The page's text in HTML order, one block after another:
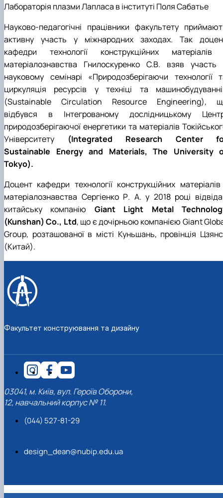
Лабораторія плазми Лапласа в інституті Поля Сабатье
Науково-педагогічні працівники факультету
активну участь у міжнародних заходах. Так
кафедри технології конструкційних матеріалів
матеріалознавства Гнилоскуренко С.В. взяв участь
науковому семінарі «Природозберігаючи технології
циркуляція ресурсів у техніці та
(Sustainable Circulation Resource Engineering),
відбувся в Інтегрованому дослідницькому
природозберігаючої енергетики та матеріалів
Університету
(Integrated Research Center
Sustainable Energy and Materials, The University
Tokyo).
Доцент кафедри технології конструкційних матеріалів
матеріалознавства Сергіенко Р. А. у 2018 році
китайську компанію Giant Light Metal
(Kunshan) Co., Ltd, що є дочірньою компанією Giant
Group, розташованої в місті Куньшань, провінція
(Китай).
Факультет конструювання та дизайну
03041, м. Київ, вул. Героїв Оборони,
12, навчальний корпус № 11.
(044) 527-81-29
design_dean@nubip.edu.ua